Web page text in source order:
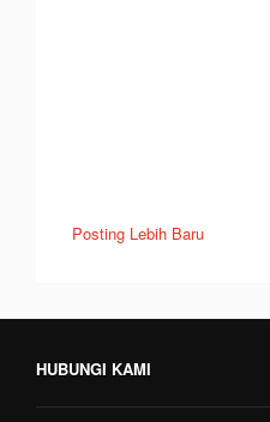
Posting Lebih Baru
HUBUNGI KAMI